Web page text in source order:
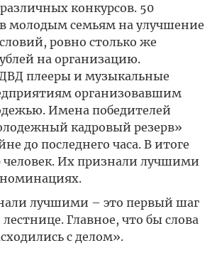
конкурсов. 50
молодым семьям на улучшение
ровно столько же
на организацию.
плееры и музыкальные
организовавшим
Имена победителей
кадровый резерв»
до последнего часа. В итоге
человек. Их признали лучшими
лучшими – это первый шаг
Главное, что бы слова
с делом».